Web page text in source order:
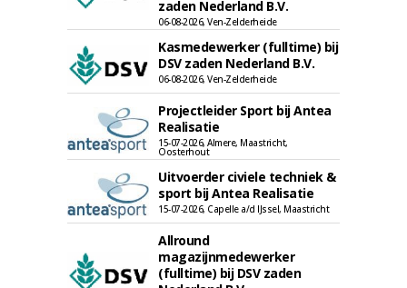
zaden Nederland B.V.
06-08-2026, Ven-Zelderheide
Kasmedewerker (fulltime) bij
DSV zaden Nederland B.V.
06-08-2026, Ven-Zelderheide
Projectleider Sport bij Antea
Realisatie
15-07-2026, Almere, Maastricht,
Oosterhout
Uitvoerder civiele techniek &
sport bij Antea Realisatie
15-07-2026, Capelle a/d IJssel, Maastricht
Allround
magazijnmedewerker
(fulltime) bij DSV zaden